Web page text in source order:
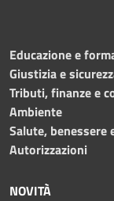
Educazione e
Giustizia e
Tributi, finanze e
Ambiente
Salute, benessere
Autorizzazioni
NOVITÀ